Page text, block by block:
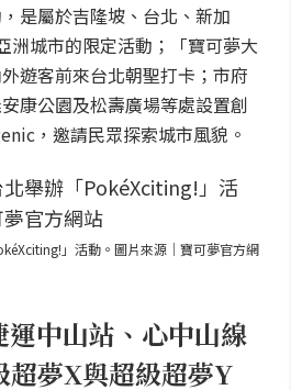
是屬於吉隆坡、台北、新加
洲城市的限定活動；「寶可夢大
遊客前來台北朝聖打卡；市府
康公園及松壽廣場等處設置創
，邀請民眾探索城市風貌。
」活動。圖片來源｜寶可夢官方網
中山站、心中山線
超夢X與超級超夢Y